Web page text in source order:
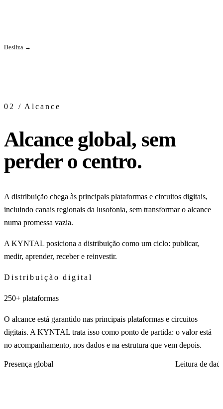
Desliza →
02 / Alcance
Alcance global, sem
perder o centro.
A distribuição chega às principais plataformas e circuitos digitais,
incluindo canais regionais da lusofonia, sem transformar o alcance
numa promessa vazia.
A KYNTAL posiciona a distribuição como um ciclo: publicar,
medir, aprender, receber e reinvestir.
Distribuição digital
250+ plataformas
O alcance está garantido nas principais plataformas e circuitos
digitais. A KYNTAL trata isso como ponto de partida: o valor está
no acompanhamento, nos dados e na estrutura que vem depois.
Presença global Leitura de